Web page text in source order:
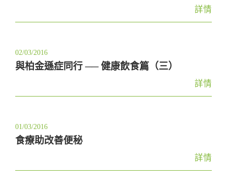
詳情
02/03/2016
與柏金遜症同行 ── 健康飲食篇（三）
詳情
01/03/2016
食療助改善便秘
詳情